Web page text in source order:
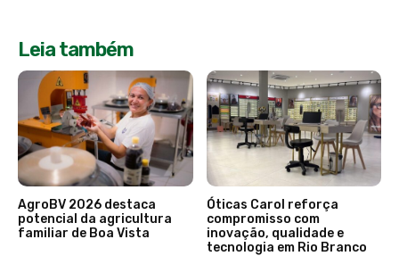
Leia também
AgroBV 2026 destaca
potencial da agricultura
familiar de Boa Vista
Óticas Carol reforça
compromisso com
inovação, qualidade e
tecnologia em Rio Branco